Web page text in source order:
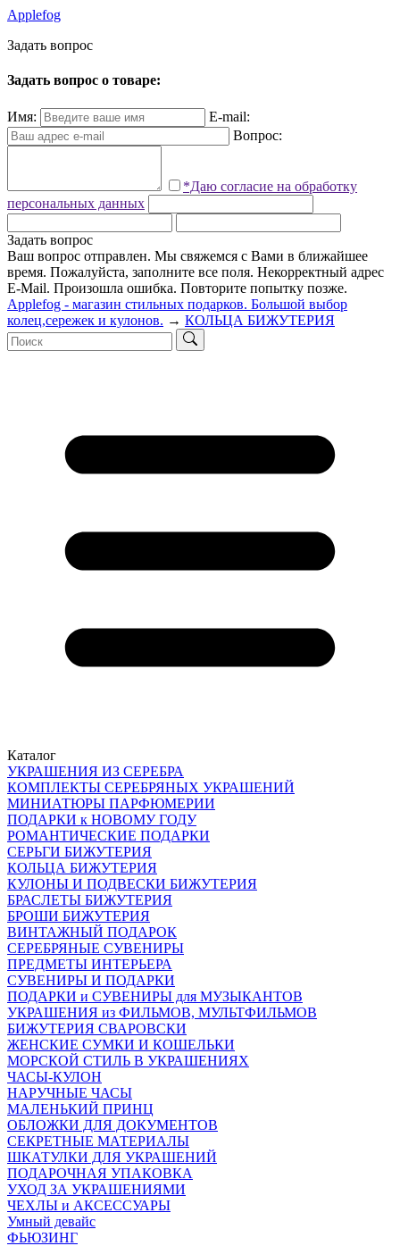
Applefog
Задать вопрос
Задать вопрос о товаре:
Имя:
E-mail:
Вопрос:
*Даю согласие на обработку
персональных данных
Задать вопрос
Ваш вопрос отправлен. Мы свяжемся с Вами в ближайшее
время. Пожалуйста, заполните все поля. Некорректный адрес
E-Mail. Произошла ошибка. Повторите попытку позже.
Applefog - магазин стильных подарков. Большой выбор
колец,сережек и кулонов. → КОЛЬЦА БИЖУТЕРИЯ
Каталог
УКРАШЕНИЯ ИЗ СЕРЕБРА
КОМПЛЕКТЫ СЕРЕБРЯНЫХ УКРАШЕНИЙ
МИНИАТЮРЫ ПАРФЮМЕРИИ
ПОДАРКИ к НОВОМУ ГОДУ
РОМАНТИЧЕСКИЕ ПОДАРКИ
СЕРЬГИ БИЖУТЕРИЯ
КОЛЬЦА БИЖУТЕРИЯ
КУЛОНЫ И ПОДВЕСКИ БИЖУТЕРИЯ
БРАСЛЕТЫ БИЖУТЕРИЯ
БРОШИ БИЖУТЕРИЯ
ВИНТАЖНЫЙ ПОДАРОК
СЕРЕБРЯНЫЕ СУВЕНИРЫ
ПРЕДМЕТЫ ИНТЕРЬЕРА
СУВЕНИРЫ И ПОДАРКИ
ПОДАРКИ и СУВЕНИРЫ для МУЗЫКАНТОВ
УКРАШЕНИЯ из ФИЛЬМОВ, МУЛЬТФИЛЬМОВ
БИЖУТЕРИЯ СВАРОВСКИ
ЖЕНСКИЕ СУМКИ И КОШЕЛЬКИ
МОРСКОЙ СТИЛЬ В УКРАШЕНИЯХ
ЧАСЫ-КУЛОН
НАРУЧНЫЕ ЧАСЫ
МАЛЕНЬКИЙ ПРИНЦ
ОБЛОЖКИ ДЛЯ ДОКУМЕНТОВ
СЕКРЕТНЫЕ МАТЕРИАЛЫ
ШКАТУЛКИ ДЛЯ УКРАШЕНИЙ
ПОДАРОЧНАЯ УПАКОВКА
УХОД ЗА УКРАШЕНИЯМИ
ЧEХЛЫ и АКСЕССУАРЫ
Умный девайс
ФЬЮЗИНГ